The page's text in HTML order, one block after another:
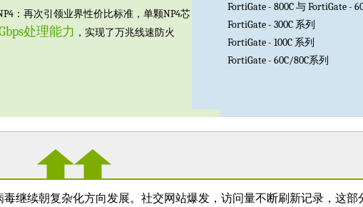
：再次引领业界性价比标准，单颗NP4芯
处理能力 ，实现了万兆线速防火
FortiGate - 800C 与 FortiGate -
FortiGate - 300C 系列
FortiGate - 100C 系列
FortiGate - 60C/80C系列
继续朝复杂化方向发展。社交网站爆发，访问量不断刷新记录，这部